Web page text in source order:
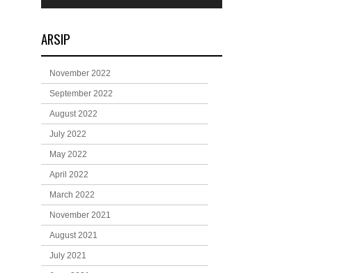
ARSIP
November 2022
September 2022
August 2022
July 2022
May 2022
April 2022
March 2022
November 2021
August 2021
July 2021